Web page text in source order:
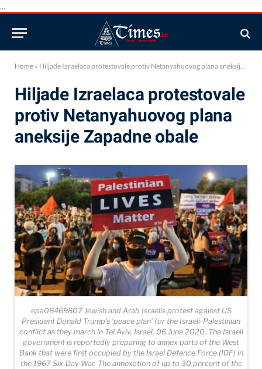
...
Home » Hiljade Izraelaca protestovale protiv Netanyahuovog plana aneksije Zapadne obale
Hiljade Izraelaca protestovale
protiv Netanyahuovog plana
aneksije Zapadne obale
epa08469807 Jewish and Arab Israelis protest against US
President Donald Trump's 'peace plan' for the Israeli-Palestinian
conflict as they march in Tel Aviv, Israel, 06 June 2020. The Israeli
government is reportedly preparing to annex parts of the West
Bank that were first occupied by the Israel Defence Force (IDF) in
the 1967 Six-Day War. The annexation of up to 30 percent of the